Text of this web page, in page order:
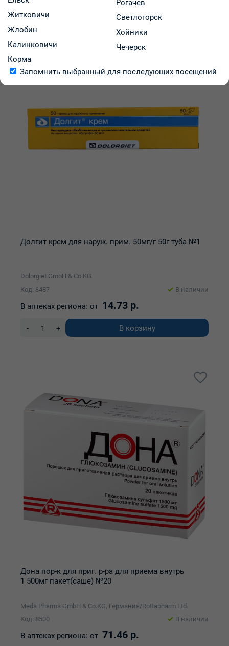
Долгит крем для наруж. прим. 50мг/г 50г туба №1
Dolorgiet GmbH & Co.KG
Код: 8487
В наличии
В аптеках региона: от 14.73 р.
- + В корзину
Дона пор-к для приг. р-ра для приема внутрь
1 500мг пакет(саше) №20
Meda Pharma GmbH & Co.KG, Германия/Rottapharm Ltd.
Код: 8500
В наличии
В аптеках региона: от 71.46 р.
Житковичи
Жлобин
Калинковичи
Корма
Рогачев
Светлогорск
Хойники
Чечерск
Запомнить выбранный для последующих посещений